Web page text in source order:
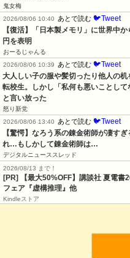
鬼女梅
2026/08/06 10:40
あとで読む 🐦Tweet
【復活】「日本製メモリ」に世界中
円を表明
おーるじゃんる
2026/08/06 10:39
あとで読む 🐦Tweet
大人しい子の服や髪切ったり他人の
転校生。しかし「私何も悪いことして
と言い放った
怒り新党
2026/08/06 13:40
あとで読む 🐦Tweet
【驚愕】なろう系の錬金術師が凄す
れ…もしかして錬金術師は…
デジタルニューススレッド
2026/08/13 まで！
[PR] 【最大50%OFF】講談社 夏電
フェア『虚構推理』他
Kindleストア